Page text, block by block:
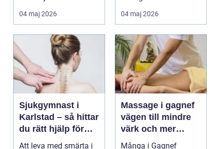
mångas vardag...
04 maj 2026
tandvårdskli...
04 maj 2026
Sjukgymnast i
Karlstad – så hittar
du rätt hjälp för
smärta och rehab
Att leva med smärta i
Massage i gagnef
vägen till mindre
värk och mer
vardagsenergi
Många i Gagnef